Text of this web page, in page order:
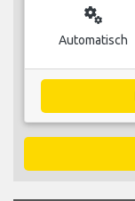
miscellaneous_services
Automatisch